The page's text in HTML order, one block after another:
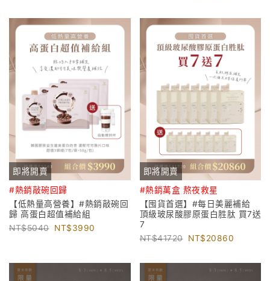
即將開賣
#熱銷敲碗回歸
【低熱量高營養】#熱銷敲碗回
歸 高蛋白超值補給組
5040
3990
即將開賣
#熱銷萬盒 熬夜救星
【囤貨首選】#每日美麗補給
頂級玻尿酸膠原蛋白胜肽 買7送
7
41720
20860